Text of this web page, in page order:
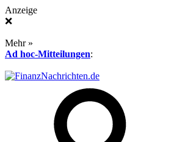
Anzeige
❌
Mehr »
Ad hoc-Mitteilungen: